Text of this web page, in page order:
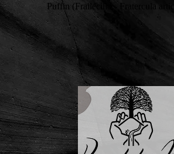
Puffin (Frailecillo - Fratercula